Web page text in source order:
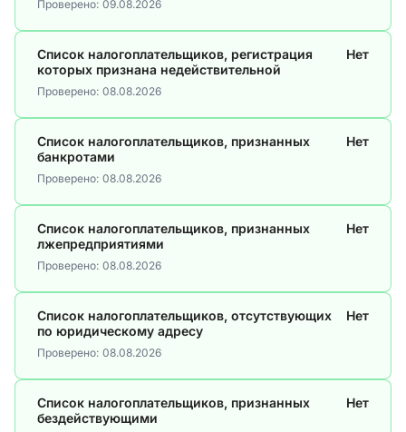
Проверено: 09.08.2026
Список налогоплательщиков, регистрация
которых признана недействительной
Нет
Проверено: 08.08.2026
Список налогоплательщиков, признанных
банкротами
Нет
Проверено: 08.08.2026
Список налогоплательщиков, признанных
лжепредприятиями
Нет
Проверено: 08.08.2026
Список налогоплательщиков, отсутствующих
по юридическому адресу
Нет
Проверено: 08.08.2026
Список налогоплательщиков, признанных
бездействующими
Нет